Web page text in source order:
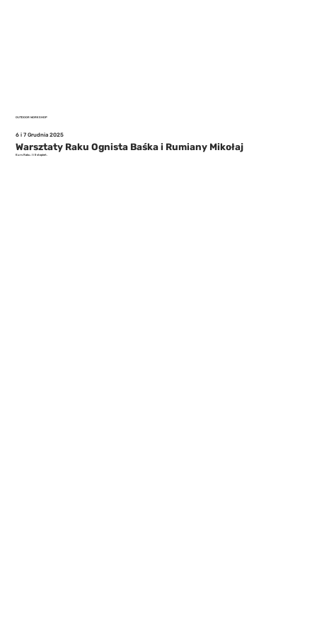
OUTDOOR WORKSHOP
6 i 7 Grudnia 2025
Kurs Raku. I i II stopień.
Warsztaty Raku Ognista Baśka i Rumiany Mikołaj